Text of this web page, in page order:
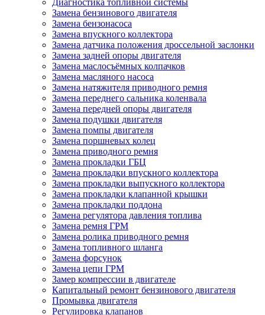
Замена бензинового двигателя
Замена бензонасоса
Замена впускного коллектора
Замена датчика положения дроссельной заслонки
Замена задней опоры двигателя
Замена маслосъёмных колпачков
Замена масляного насоса
Замена натяжителя приводного ремня
Замена переднего сальника коленвала
Замена передней опоры двигателя
Замена подушки двигателя
Замена помпы двигателя
Замена поршневых колец
Замена приводного ремня
Замена прокладки ГБЦ
Замена прокладки впускного коллектора
Замена прокладки выпускного коллектора
Замена прокладки клапанной крышки
Замена прокладки поддона
Замена регулятора давления топлива
Замена ремня ГРМ
Замена ролика приводного ремня
Замена топливного шланга
Замена форсунок
Замена цепи ГРМ
Замер компрессии в двигателе
Капитальный ремонт бензинового двигателя
Промывка двигателя
Регулировка клапанов